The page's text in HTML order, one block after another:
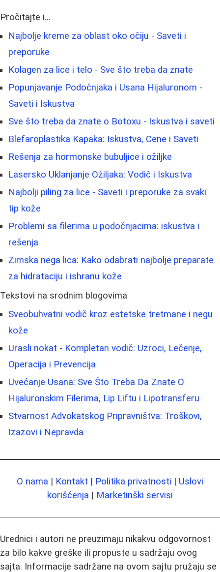
Pročitajte i...
Najbolje kreme za oblast oko očiju - Saveti i
preporuke
Kolagen za lice i telo - Sve što treba da znate
Popunjavanje Podočnjaka i Usana Hijaluronom -
Saveti i Iskustva
Sve što treba da znate o Botoxu - Iskustva i saveti
Blefaroplastika Kapaka: Iskustva, Cene i Saveti
Rešenja za hormonske bubuljice i ožiljke
Lasersko Uklanjanje Ožiljaka: Vodič i Iskustva
Najbolji piling za lice - Saveti i preporuke za svaki
tip kože
Problemi sa filerima u podočnjacima: iskustva i
rešenja
Zimska nega lica: Kako odabrati najbolje preparate
za hidrataciju i ishranu kože
Tekstovi na srodnim blogovima
Sveobuhvatni vodič kroz estetske tretmane i negu
kože
Urasli nokat - Kompletan vodič: Uzroci, Lečenje,
Operacija i Prevencija
Uvećanje Usana: Sve Što Treba Da Znate O
Hijaluronskim Filerima, Lip Liftu i Lipotransferu
Stvarnost Advokatskog Pripravništva: Troškovi,
Izazovi i Nepravda
O nama | Kontakt | Politika privatnosti | Uslovi
korišćenja | Marketinški servisi
Urednici i autori ne preuzimaju nikakvu odgovornost
za bilo kakve greške ili propuste u sadržaju ovog
sajta. Informacije sadržane na ovom sajtu pružaju se